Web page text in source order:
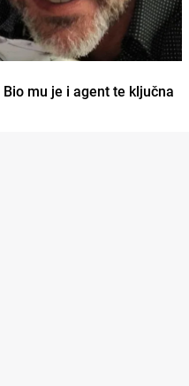
mu je i agent te ključna